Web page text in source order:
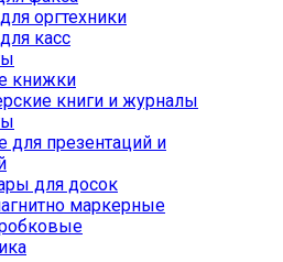
оргтехники
касс
книжки
книги и журналы
для презентаций и
для досок
маркерные